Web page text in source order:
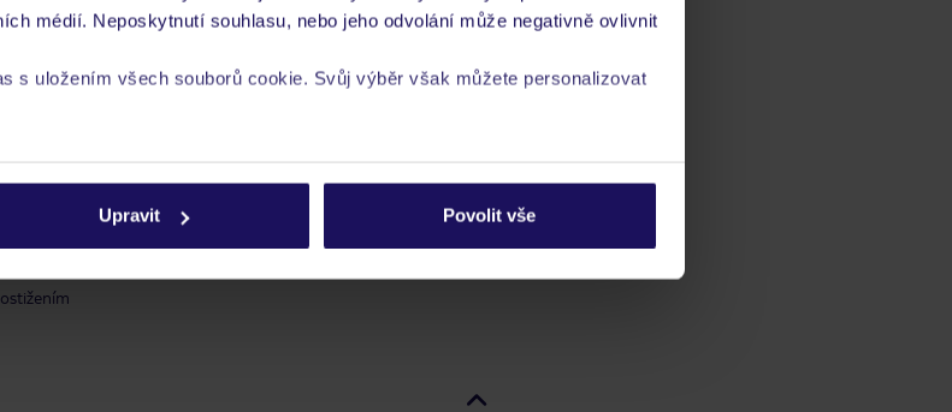
médií. Neposkytnutí souhlasu, nebo jeho odvolání může negativně ovlivnit
s uložením všech souborů cookie. Svůj výběr však můžete personalizovat
vzásadách používání souborů cookieazásadách ochrany
Upravit Povolit vše
pouze prostřednictvím TUI Service Center 24/7:
Podrobné informace o péči zástupce v jednotlivých
se země, do které cestujete.